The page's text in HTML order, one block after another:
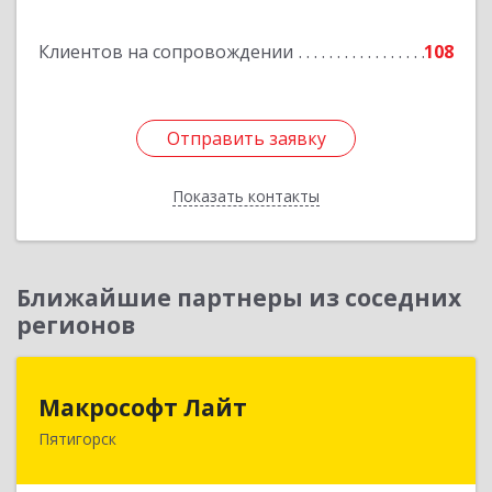
Клиентов на сопровождении 108
Отправить заявку
Показать контакты
Отправить заявку
Назад
Ближайшие партнеры из соседних
регионов
Макрософт Лайт
Пятигорск357501, Ставропольский край, Пятигорск г,